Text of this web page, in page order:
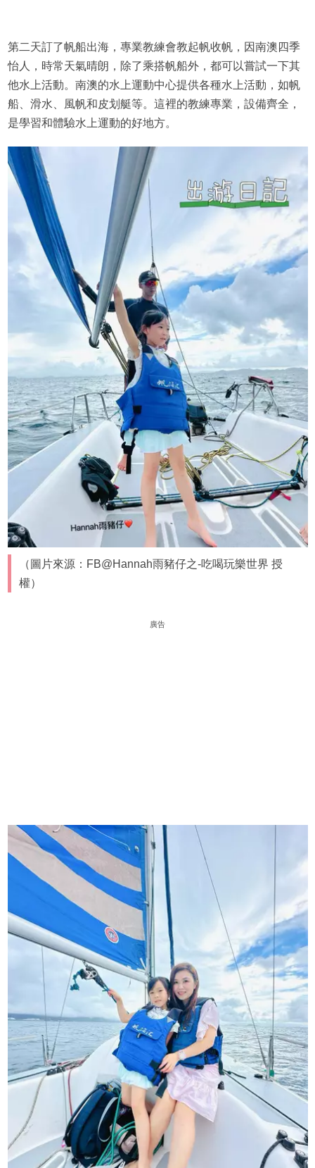
第二天訂了帆船出海，專業教練會教起帆收帆，因南澳四季
怡人，時常天氣晴朗，除了乘搭帆船外，都可以嘗試一下其
他水上活動。南澳的水上運動中心提供各種水上活動，如帆
船、滑水、風帆和皮划艇等。這裡的教練專業，設備齊全，
是學習和體驗水上運動的好地方。
（圖片來源：FB@Hannah雨豬仔之-吃喝玩樂世界 授
權）
廣告